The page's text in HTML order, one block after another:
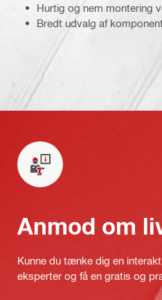
Hurtig og nem montering
Bredt udvalg af
Anmod om
Kunne du tænke dig en
eksperter og få en gratis og